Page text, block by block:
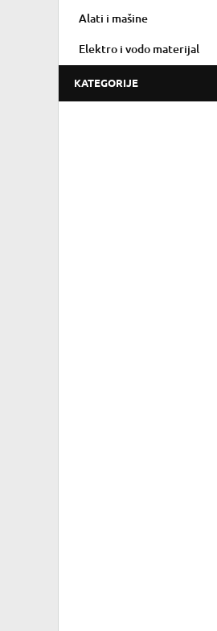
Alati i mašine
Elektro i vodo materijal
KATEGORIJE